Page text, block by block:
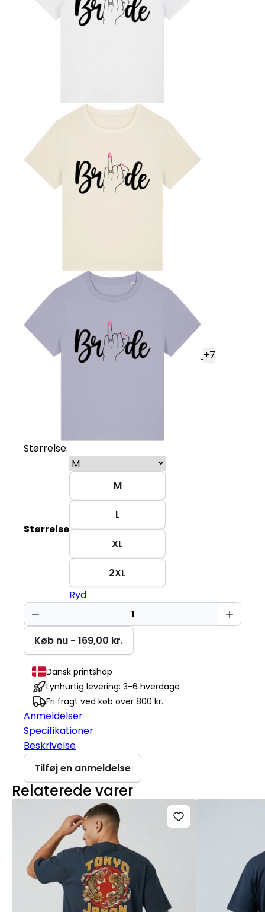
+7
Størrelse:
Størrelse
M
L
XL
2XL
Ryd
Finger
med
ring
Stella
Muser
antal
Køb nu - 169,00 kr.
Dansk printshop
Lynhurtig levering: 3-6 hverdage
Fri fragt ved køb over 800 kr.
Anmeldelser
Specifikationer
Beskrivelse
Tilføj en anmeldelse
Relaterede varer